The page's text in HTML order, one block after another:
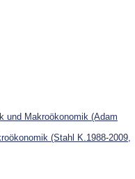
und Makroökonomik (Adam
(Stahl K.1988-2009,